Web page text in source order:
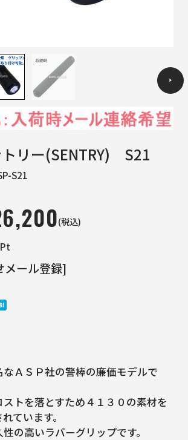
リー(SENTRY) S21
S21
(税込)
Pt
メール登録]
ＡＳＰ社の警棒の廉価モデルで
ストを落とすため４１３０の素材を
ています。
の高いラバーグリップです。